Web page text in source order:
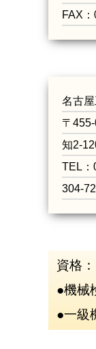
FAX
名古
〒
知2-
TEL
304-
資格：
●機械
●一級